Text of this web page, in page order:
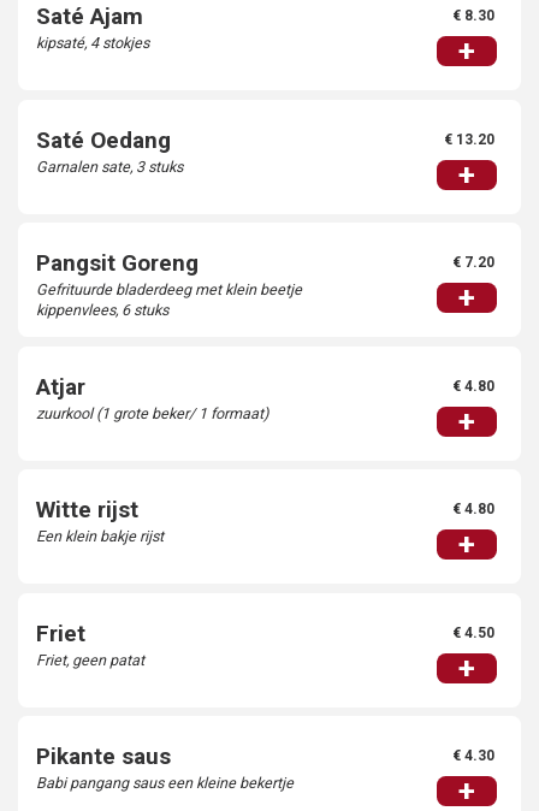
Saté Ajam
kipsaté, 4 stokjes
€ 8.30
+
Saté Oedang
Garnalen sate, 3 stuks
€ 13.20
+
Pangsit Goreng
Gefrituurde bladerdeeg met klein beetje
kippenvlees, 6 stuks
€ 7.20
+
Atjar
zuurkool (1 grote beker/ 1 formaat)
€ 4.80
+
Witte rijst
Een klein bakje rijst
€ 4.80
+
Friet
Friet, geen patat
€ 4.50
+
Pikante saus
Babi pangang saus een kleine bekertje
€ 4.30
+